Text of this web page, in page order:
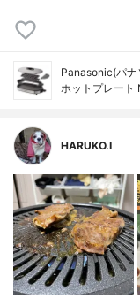
Panasonic(パナ
ホットプレート
HARUKO.I